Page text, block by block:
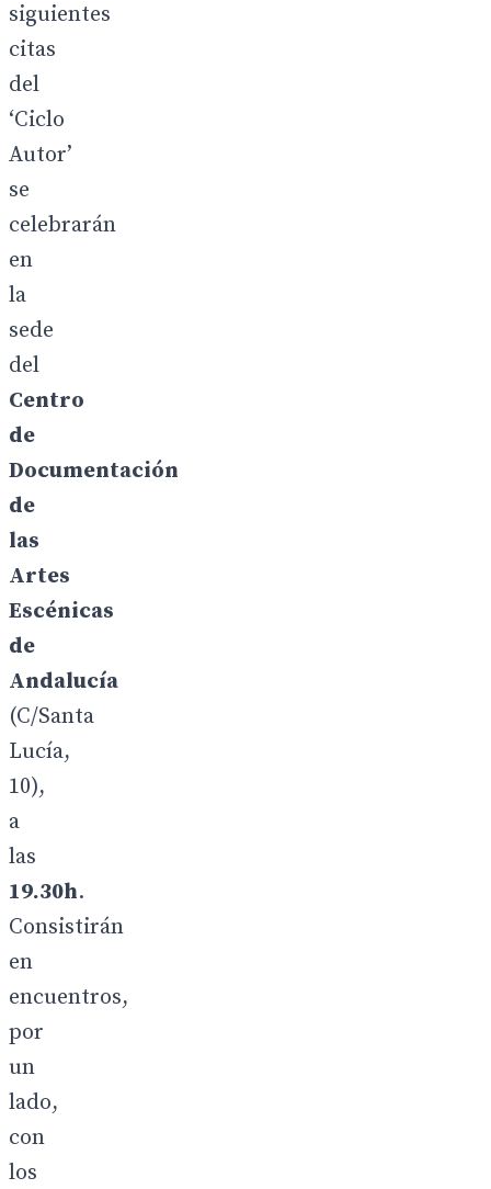
siguientes
citas
del
‘Ciclo
Autor’
se
celebrarán
en
la
sede
del
Centro
de
Documentación
de
las
Artes
Escénicas
de
Andalucía
(C/Santa
Lucía,
10),
a
las
19.30h.
Consistirán
en
encuentros,
por
un
lado,
con
los